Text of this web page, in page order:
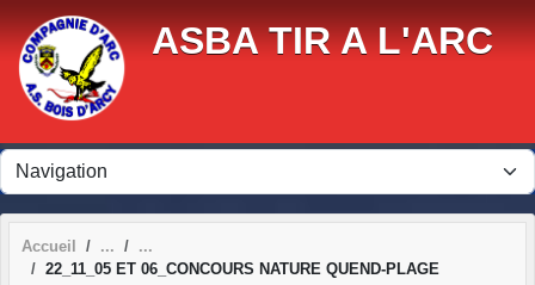
ASBA TIR A L'ARC
Accueil
22_11_05 ET 06_CONCOURS NATURE QUEND-PLAGE
Panneau de gestion des cookies